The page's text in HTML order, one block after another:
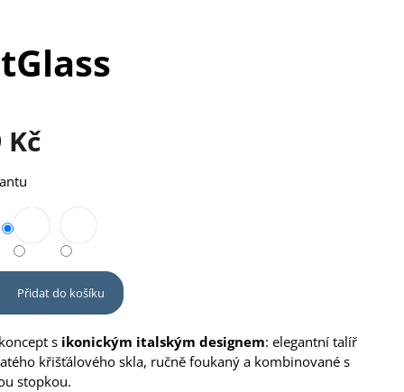
Kč
Přidat do košíku
s ikonickým italským designem: elegantní talíř
křišťálového skla, ručně foukaný a kombinované s
stopkou.